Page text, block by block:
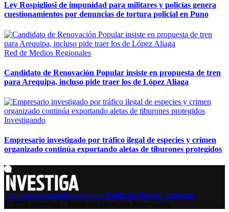
Ley Rospigliosi de impunidad para militares y policías genera
cuestionamientos por denuncias de tortura policial en Puno
Red de Medios Regionales
Candidato de Renovación Popular insiste en propuesta de tren
para Arequipa, incluso pide traer los de López Aliaga
Investigando
Empresario investigado por tráfico ilegal de especies y crimen
organizado continúa exportando aletas de tiburones protegidos
InicioInvestigaciónInvestigandoPublicidadMedio Ambiente